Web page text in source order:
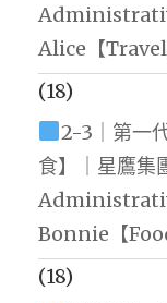
Alice【
(18)
2-3｜第一
食】｜星鷹
Bonnie【
(18)